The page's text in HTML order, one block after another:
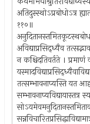
अतिदुस्स्थोऽप्रबोधोऽत्र
११०॥
अविद्याप्रसिद्ध्यैव
न कश्चिदतिवर्तते ।
तत्सम्भावनाप्यस्ति यत